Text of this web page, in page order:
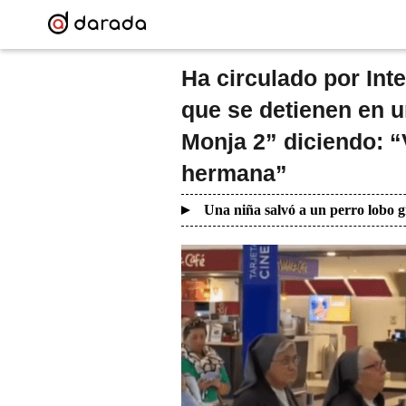
Ha circulado por
que se detienen en
Monja 2” diciendo:
hermana”
Una niña salvó a un perro lobo